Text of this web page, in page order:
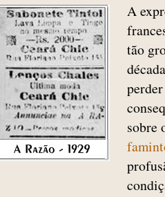
A
tão
sobre